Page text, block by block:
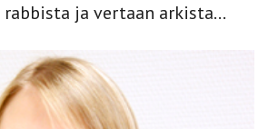
ja vertaan arkista...